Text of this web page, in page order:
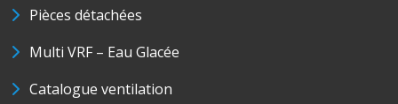
Pièces détachées
Multi VRF – Eau Glacée
Catalogue ventilation